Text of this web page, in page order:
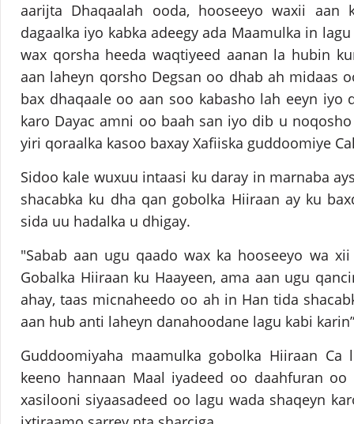
aarijta Dhaqaalah ooda, hooseeyo waxii aan
dagaalka iyo kabka adeegy ada Maamulka in
wax qorsha heeda waqtiyeed aanan la hubin
aan laheyn qorsho Degsan oo dhab ah midaas
bax dhaqaale oo aan soo kabasho lah eeyn
karo Dayac amni oo baah san iyo dib u
yiri qoraalka kasoo baxay Xafiiska guddoomiye
Sidoo kale wuxuu intaasi ku daray in marnaba
shacabka ku dha qan gobolka Hiiraan ay ku
sida uu hadalka u dhigay.
"Sabab aan ugu qaado wax ka hooseeyo wa
Gobalka Hiiraan ku Haayeen, ama aan ugu
ahay, taas micnaheedo oo ah in Han tida
aan hub anti laheyn danahoodane lagu kabi
Guddoomiyaha maamulka gobolka Hiiraan
keeno hannaan Maal iyadeed oo daahfuran
xasilooni siyaasadeed oo lagu wada shaqeyn